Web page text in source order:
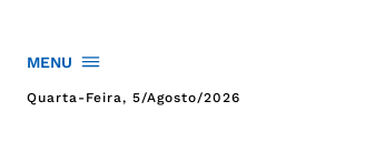
MENU
Quarta-Feira, 5/agosto/2026